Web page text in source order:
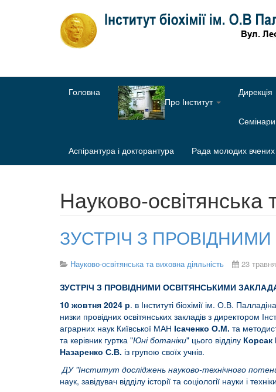
Головна
Про Інститут
Дирекція
Семінари
Аспірантура і докторантура Рада молодих вчених
Науково-освітянська
ЗУСТРІЧ З
Науково-освітянська та виховна діяльність 23
ЗУСТРІЧ З ПРОВІДНИМИ ОСВІТЯНСЬКИМИ
10 жовтня 2024 р. в Інституті біохімії ім. О.В.
низки провідних освітянських закладів з директором
аграрних наук Київської МАН Ісаченко О.М. та
та керівник гуртка "Юні ботаніки" цього відділу
Назаренко С.В. із групою своїх учнів.
ДУ "Інститут досліджень науково-технічного
наук, завідувач відділу історії та соціології науки і техніки